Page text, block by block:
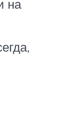
на